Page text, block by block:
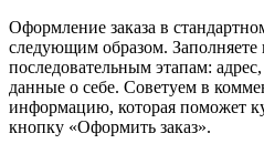
Оформление заказа в
следующим образом.
последовательным этапам:
данные о себе. Советуем в
информацию, которая поможет
кнопку «Оформить заказ».